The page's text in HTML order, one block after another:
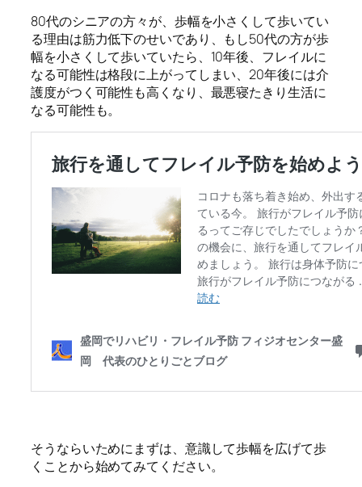
80代のシニアの方々が、歩幅を小さくして歩いてい
る理由は筋力低下のせいであり、もし50代の方が歩
幅を小さくして歩いていたら、10年後、フレイルに
なる可能性は格段に上がってしまい、20年後には介
護度がつく可能性も高くなり、最悪寝たきり生活に
なる可能性も。
そうならいためにまずは、意識して歩幅を広げて歩
くことから始めてみてください。